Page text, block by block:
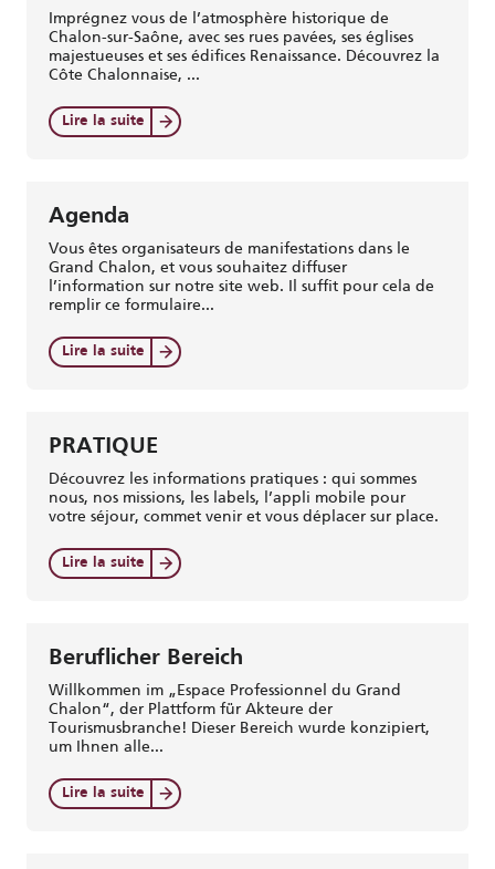
Imprégnez vous de l’atmosphère historique de
Chalon-sur-Saône, avec ses rues pavées, ses églises
majestueuses et ses édifices Renaissance. Découvrez la
Côte Chalonnaise, ...
Lire la suite
Agenda
Vous êtes organisateurs de manifestations dans le
Grand Chalon, et vous souhaitez diffuser
l’information sur notre site web. Il suffit pour cela de
remplir ce formulaire...
Lire la suite
PRATIQUE
Découvrez les informations pratiques : qui sommes
nous, nos missions, les labels, l’appli mobile pour
votre séjour, commet venir et vous déplacer sur place.
Lire la suite
Beruflicher Bereich
Willkommen im „Espace Professionnel du Grand
Chalon“, der Plattform für Akteure der
Tourismusbranche! Dieser Bereich wurde konzipiert,
um Ihnen alle...
Lire la suite